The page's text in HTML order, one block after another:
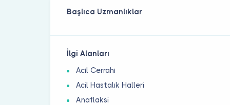
Başlıca Uzmanlıklar
İlgi Alanları
Acil Cerrahi
Acil Hastalık Halleri
Anaflaksi